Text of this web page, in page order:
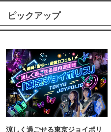
ピックアップ
涼しく過ごせる東京ジョイポリ